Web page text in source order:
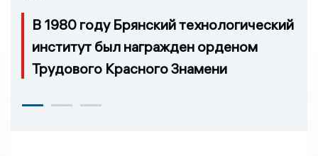
В 1980 году Брянский технологический
институт был награжден орденом
Трудового Красного Знамени